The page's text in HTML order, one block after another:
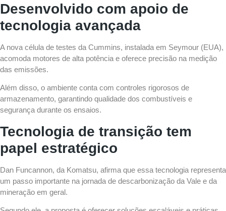
Desenvolvido com apoio de
tecnologia avançada
A nova célula de testes da Cummins, instalada em Seymour (EUA),
acomoda motores de alta potência e oferece precisão na medição
das emissões.
Além disso, o ambiente conta com controles rigorosos de
armazenamento, garantindo qualidade dos combustíveis e
segurança durante os ensaios.
Tecnologia de transição tem
papel estratégico
Dan Funcannon, da Komatsu, afirma que essa tecnologia representa
um passo importante na jornada de descarbonização da Vale e da
mineração em geral.